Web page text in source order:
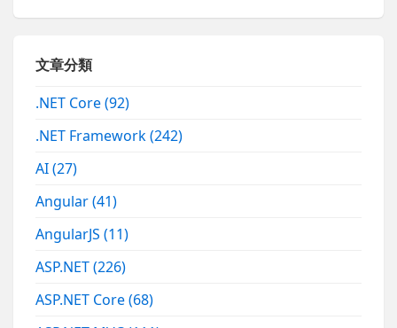
文章分類
.NET Core(92)
.NET Framework(242)
AI(27)
Angular(41)
AngularJS(11)
ASP.NET(226)
ASP.NET Core(68)